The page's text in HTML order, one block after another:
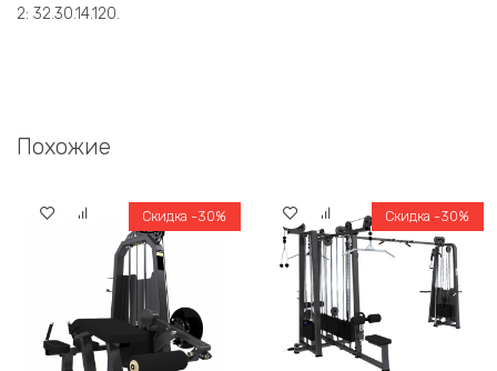
2: 32.30.14.120.
Похожие
Скидка -30% Скидка -30%